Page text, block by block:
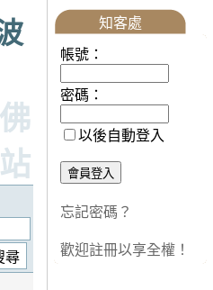
知客處
帳號：
密碼：
以後自動登入
忘記密碼？
歡迎註冊以享全權！